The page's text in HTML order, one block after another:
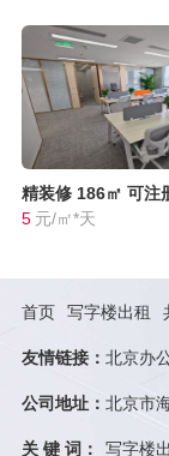
精装修 186㎡ 可注
5 元/㎡*天
首页 写字楼出租
友情链接： 北京办
公司地址： 北京市
关 键 词： 写字楼